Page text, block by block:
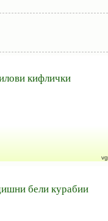
кифлички
vg
бели курабии